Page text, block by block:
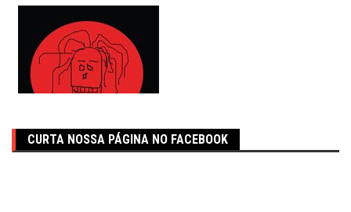
CURTA NOSSA PÁGINA NO FACEBOOK